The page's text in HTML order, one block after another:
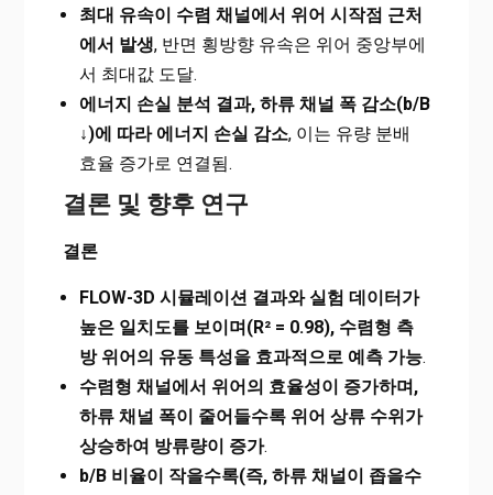
최대 유속이 수렴 채널에서 위어 시작점 근처
에서 발생, 반면 횡방향 유속은 위어 중앙부에
서 최대값 도달.
에너지 손실 분석 결과, 하류 채널 폭 감소(b/B
↓)에 따라 에너지 손실 감소, 이는 유량 분배
효율 증가로 연결됨.
결론 및 향후 연구
결론
FLOW-3D 시뮬레이션 결과와 실험 데이터가
높은 일치도를 보이며(R² = 0.98), 수렴형 측
방 위어의 유동 특성을 효과적으로 예측 가능.
수렴형 채널에서 위어의 효율성이 증가하며,
하류 채널 폭이 줄어들수록 위어 상류 수위가
상승하여 방류량이 증가.
b/B 비율이 작을수록(즉, 하류 채널이 좁을수